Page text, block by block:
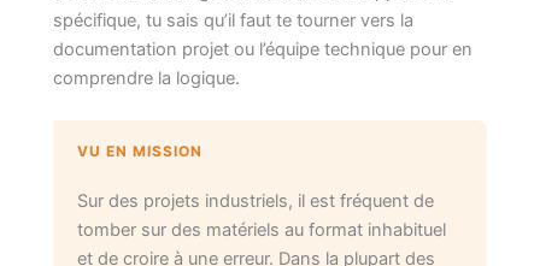
spécifique, tu sais qu’il faut te tourner vers la
documentation projet ou l’équipe technique pour en
comprendre la logique.
VU EN MISSION
Sur des projets industriels, il est fréquent de
tomber sur des matériels au format inhabituel
et de croire à une erreur. Dans la plupart des